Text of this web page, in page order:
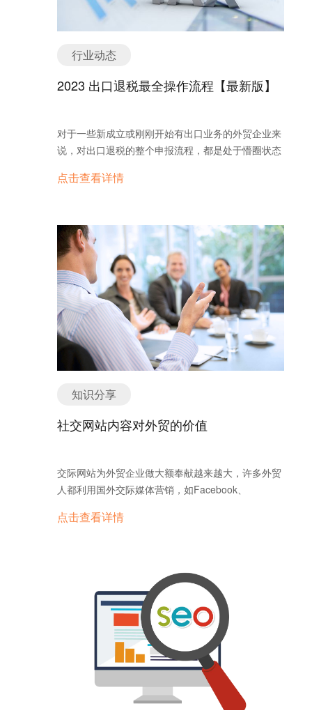
广告成效，获得准确成效。 深入了解受众的人口统计
数据（包括年龄、性别和地区），帮助运营人员作出
衡量对广告主的业务具有重要意义的所有成效：包括
品牌信息覆盖的用户数量，以及效果类广告带来的购
买量。 这些指标有助于计算通过广告获得的投资回报
业务发展的价值。 3、跨所有平台对比成效 跨所有平
台衡量：包括跨设备、浏览器、发行商衡量，以及衡
销活动的表现。 广告主可以调整广告策略，充分利用
行，下面就简要介绍下社交媒体营销主要的绩效度量
维度。 1、覆盖人数 覆盖人数指用户设备屏幕中出现
过企业主页帖的用户人数，可以按“总数”、“自
然”和“付费”细分。通过衡量覆盖人数，企业可以有效
衡量营销覆盖的粉丝群体，比如有多少用户查看、
赞、分享和评论了企业发布的内容。了解覆盖人数有
助于企业了解哪些帖子最具吸引力，进而创建更多这
类帖子，促进用户参与互动。 2、主页浏览量 主要浏
览量主要是衡量有多少用户查看了企业的主页，以及
按照年龄、性别和地区查看浏览主页的受众的详细统
速推帖和广告，或者定制他们感兴趣的内容。 3、主
这有助于企业调整主页内容，吸引用户采取企业希望
粉丝执行的操作。 4、帖子表现 帖子表现主要衡量的
是各主页帖子在特定时间段内的表现。企业可以衡量
最终目的是促进销售的转化，因此销售转化是企业衡
量营销绩效的重要维度。如果企业属大众消费品类等
B2C行业，销售转化周期较短甚至可以线上成单，销
售转化直接看当期销售额就可以；如果企业属于工业
制造品等B2B行业，销售转化周期则会较长，衡量也
就更为困难一些。 三、绩效度量与优化的方法 利用
社交媒体营销工具是进行社交媒体营销效果衡量的有
效方法。有一些社交媒体平台会为企业提供一些绩效
度量的工具。比如，Facebook为企业提供了成效分
行业动态
2023 出口退税最全操作流程【最新版】
对于一些新成立或刚刚开始有出口业务的外贸企业来
说，对出口退税的整个申报流程，都是处于懵圈状态
点击查看详情
知识分享
社交网站内容对外贸的价值
交际网站为外贸企业做大额奉献越来越大，许多外贸
人都利用国外交际媒体营销，如Facebook、
进行海外宣扬和推行，那为什么交际媒体关于外贸有
可是交际媒体却大不一样。沟通功用是网站的主要内
容，运营者只需保护网站的安稳即可。交际媒体的内
容都是用户自己发生的，有很强的互动性和原创性。
很多的信息发生在交际媒体渠道，建议论题，吸引查
找蜘蛛爬取，对录入有很大的协助。查找引擎也期望
可以利用大众的力气去排序，可以为查找排名提供参
考。 查找引擎对交际网站的录入速度是极其快的，可
以说是时势录入。新的页面发生时，最快的录入速度
一分钟。但关于传统的网站来说，这是无法到达的，
点击查看详情